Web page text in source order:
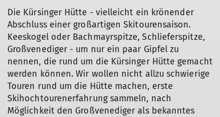
Die Kürsinger Hütte - vielleicht ein krönender
Abschluss einer großartigen Skitourensaison.
Keeskogel oder Bachmayrspitze, Schlieferspitze,
Großvenediger - um nur ein paar Gipfel zu
nennen, die rund um die Kürsinger Hütte gemacht
werden können. Wir wollen nicht allzu schwierige
Touren rund um die Hütte machen, erste
Skihochtourenerfahrung sammeln, nach
Möglichkeit den Großvenediger als bekanntes